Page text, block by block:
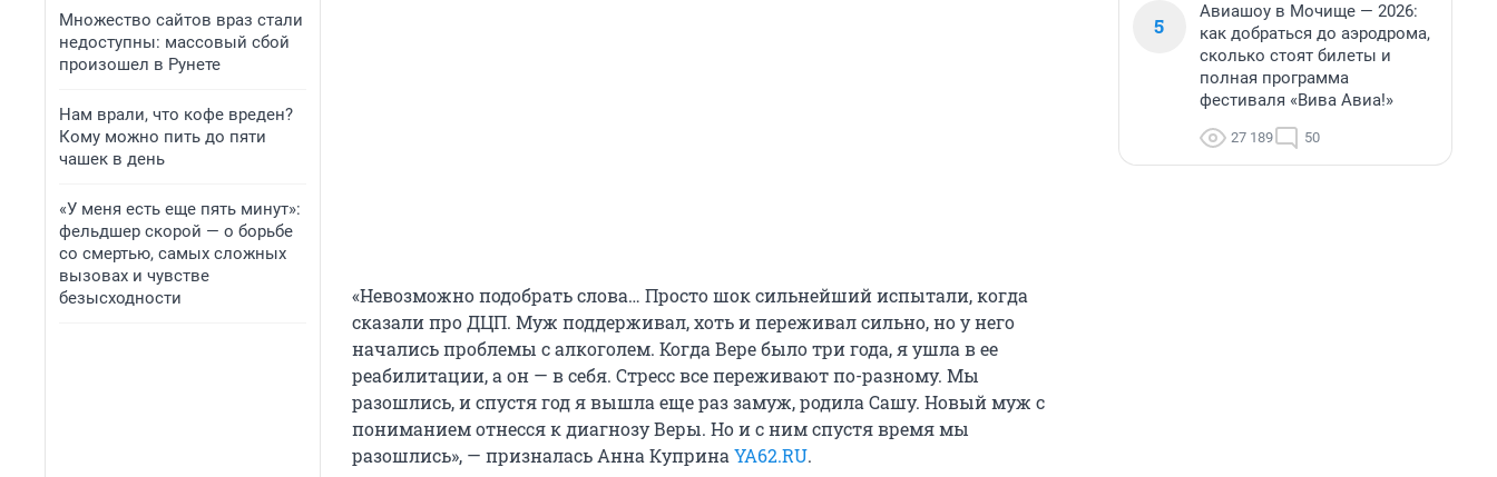
Множество сайтов враз стали
недоступны: массовый сбой
произошел в Рунете
Нам врали, что кофе вреден?
Кому можно пить до пяти
чашек в день
«У меня есть еще пять минут»:
фельдшер скорой — о борьбе
со смертью, самых сложных
вызовах и чувстве
безысходности
«Невозможно подобрать слова… Просто шок сильнейший испытали, когда
сказали про ДЦП. Муж поддерживал, хоть и переживал сильно, но у него
начались проблемы с алкоголем. Когда Вере было три года, я ушла в ее
реабилитации, а он — в себя. Стресс все переживают по-разному. Мы
разошлись, и спустя год я вышла еще раз замуж, родила Сашу. Новый муж с
пониманием отнесся к диагнозу Веры. Но и с ним спустя время мы
разошлись», — призналась Анна Куприна YA62.RU.
5
Авиашоу в Мочище — 2026:
как добраться до аэродрома,
сколько стоят билеты и
полная программа
фестиваля «Вива Авиа!»
27 189 50